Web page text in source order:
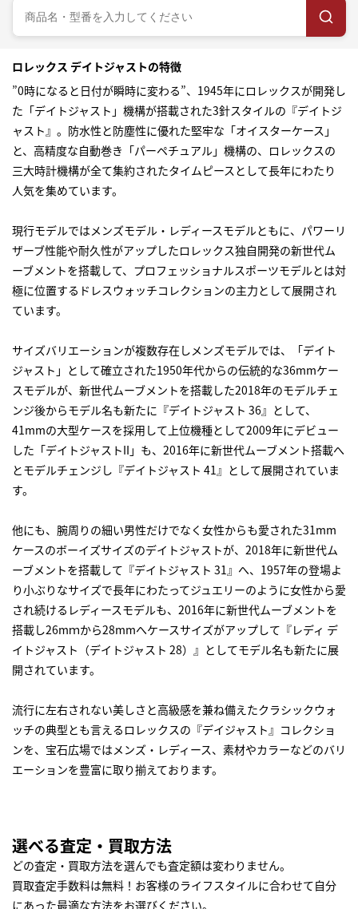
ロレックス デイトジャストの特徴
”0時になると日付が瞬時に変わる”、1945年にロレックスが開発し
た「デイトジャスト」機構が搭載された3針スタイルの『デイトジ
ャスト』。防水性と防塵性に優れた堅牢な「オイスターケース」
と、高精度な自動巻き「パーペチュアル」機構の、ロレックスの
三大時計機構が全て集約されたタイムピースとして長年にわたり
人気を集めています。
現行モデルではメンズモデル・レディースモデルともに、パワーリ
ザーブ性能や耐久性がアップしたロレックス独自開発の新世代ム
ーブメントを搭載して、プロフェッショナルスポーツモデルとは対
極に位置するドレスウォッチコレクションの主力として展開され
ています。
サイズバリエーションが複数存在しメンズモデルでは、「デイト
ジャスト」として確立された1950年代からの伝統的な36mmケー
スモデルが、新世代ムーブメントを搭載した2018年のモデルチェ
ンジ後からモデル名も新たに『デイトジャスト 36』として、
41mmの大型ケースを採用して上位機種として2009年にデビュー
した「デイトジャストII」も、2016年に新世代ムーブメント搭載へ
とモデルチェンジし『デイトジャスト 41』として展開されていま
す。
他にも、腕周りの細い男性だけでなく女性からも愛された31mm
ケースのボーイズサイズのデイトジャストが、2018年に新世代ム
ーブメントを搭載して『デイトジャスト 31』へ、1957年の登場よ
り小ぶりなサイズで長年にわたってジュエリーのように女性から愛
され続けるレディースモデルも、2016年に新世代ムーブメントを
搭載し26mｍから28mmへケースサイズがアップして『レディ デ
イトジャスト（デイトジャスト 28）』としてモデル名も新たに展
開されています。
流行に左右されない美しさと高級感を兼ね備えたクラシックウォ
ッチの典型とも言えるロレックスの『デイジャスト』コレクショ
ンを、宝石広場ではメンズ・レディース、素材やカラーなどのバリ
エーションを豊富に取り揃えております。
選べる査定・買取方法
どの査定・買取方法を選んでも査定額は変わりません。
買取査定手数料は無料！お客様のライフスタイルに合わせて自分
にあった最適な方法をお選びください。